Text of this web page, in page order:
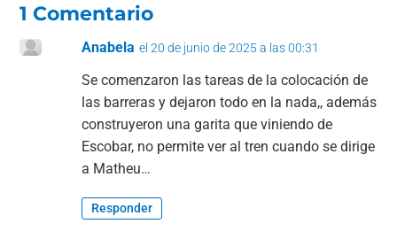
1 Comentario
Anabela el 20 de junio de 2025 a las 00:31
Se comenzaron las tareas de la colocación de
las barreras y dejaron todo en la nada,, además
construyeron una garita que viniendo de
Escobar, no permite ver al tren cuando se dirige
a Matheu…
Responder